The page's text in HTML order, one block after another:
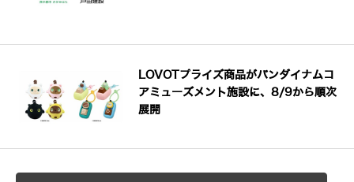
LOVOTプライズ商品がバンダイナムコ
アミューズメント施設に、8/9から順次
展開